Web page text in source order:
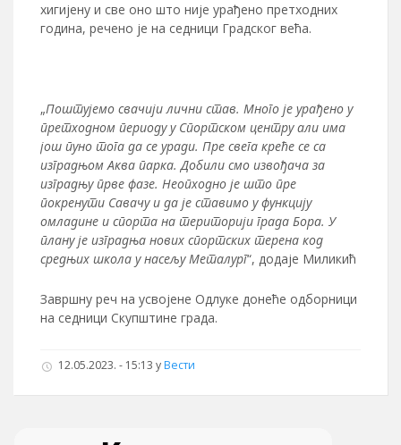
хигијену и све оно што није урађено претходних
година, речено је на седници Градског већа.
„Поштујемо свачији лични став. Много је урађено у
претходном периоду у Спортском центру али има
још пуно тога да се уради. Пре свега креће се са
изградњом Аква парка. Добили смо извођача за
изградњу прве фазе. Неопходно је што пре
покренути Савачу и да је ставимо у функцију
омладине и спорта на територији града Бора. У
плану је изградња нових спортских терена код
средњих школа у насељу Металург“, додаје Миликић
Завршну реч на усвојене Одлуке донеће одборници
на седници Скупштине града.
12.05.2023. - 15:13 уВести